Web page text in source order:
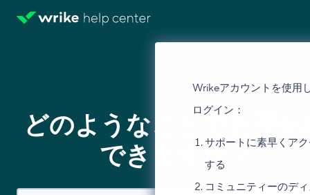
Wrikeアカウントを使用
ログイン：
サポートに素早くア
する
コミュニティーのデ
どのようなことでお手
できますか？